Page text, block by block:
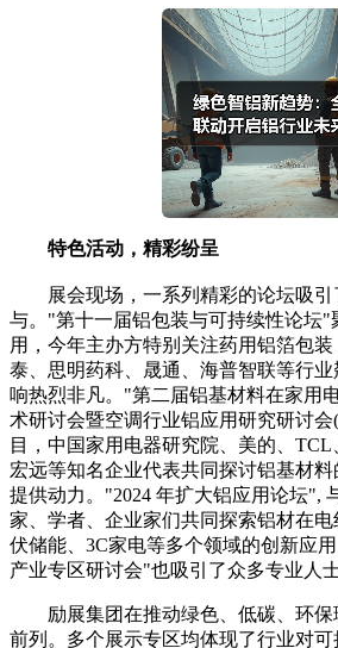
特色活动，精彩纷呈
展会现场，一系列精彩的论坛吸引
与。"第十一届铝包装与可持续性论坛"
用，今年主办方特别关注药用铝箔包
泰、思明药科、晟通、海普智联等行
响热烈非凡。"第二届铝基材料在家用
术研讨会暨空调行业铝应用研究研讨
目，中国家用电器研究院、美的、
宏远等知名企业代表共同探讨铝基材
提供动力。"2024 年扩大铝应用论坛",
家、学者、企业家们共同探索铝材在
伏储能、3C家电等多个领域的创新应
产业专区研讨会"也吸引了众多专业人士
励展集团在推动绿色、低碳、环保
前列。多个展示专区均体现了行业对